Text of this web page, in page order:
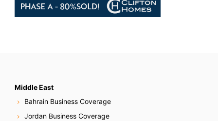
Middle East
Bahrain Business Coverage
Jordan Business Coverage